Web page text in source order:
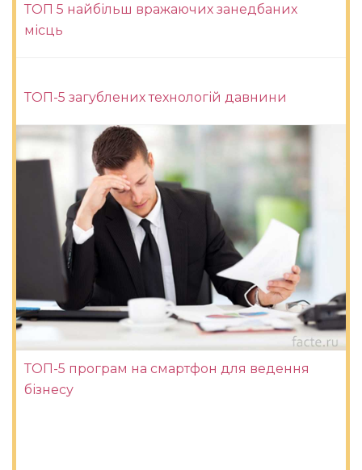
ТОП 5 найбільш вражаючих занедбаних
місць
ТОП-5 загублених технологій давнини
ТОП-5 програм на смартфон для ведення
бізнесу